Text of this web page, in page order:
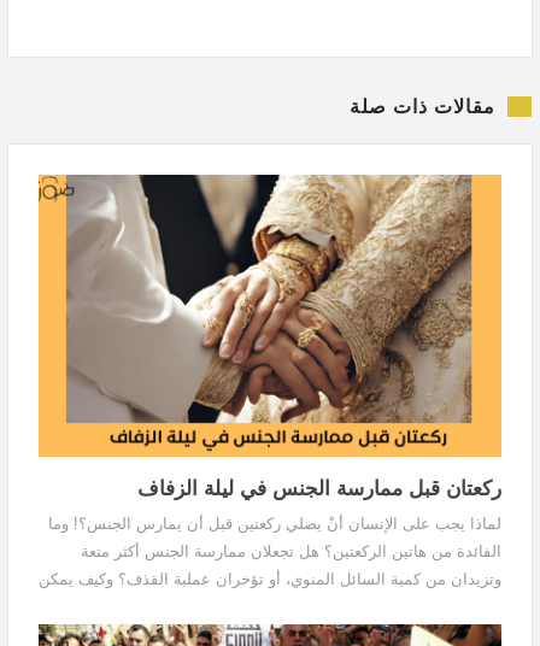
مقالات ذات صلة
ركعتان قبل ممارسة الجنس في ليلة الزفاف
لماذا يجب على الإنسان أنْ يصلي ركعتين قبل أن يمارس الجنس؟! وما
الفائدة من هاتين الركعتين؟ هل تجعلان ممارسة الجنس أكثر متعة
وتزيدان من كمية السائل المنوي، أو تؤخران عملية القذف؟ وكيف يمكن
هاتين الركعتين؟!